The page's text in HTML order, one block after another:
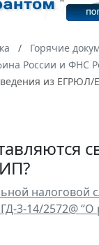
Горячие
России и ФНС
из ЕГРЮЛ/
налоговой
3-14/2572@